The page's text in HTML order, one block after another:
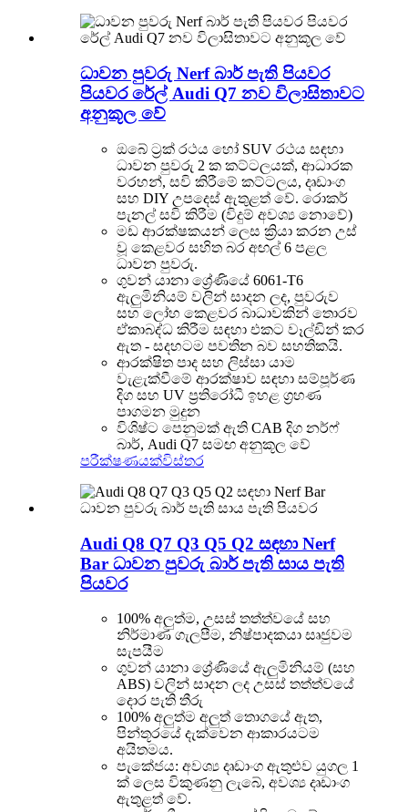
ධාවන පුවරු Nerf බාර් පැති පියවර
පියවර රේල් Audi Q7 නව විලාසිතාවට
අනුකූල වේ
ඔබේ ට්‍රක් රථය හෝ SUV රථය සඳහා
ධාවන පුවරු 2 ක කට්ටලයක්, ආධාරක
වරහන්, සවි කිරීමේ කට්ටලය, දෘඩාංග
සහ DIY උපදෙස් ඇතුළත් වේ. රොකර්
පැනල් සවි කිරීම (විදුම් අවශ්‍ය නොවේ)
මඩ ආරක්ෂකයන් ලෙස ක්‍රියා කරන උස්
වූ කෙළවර සහිත බර අඟල් 6 පළල
ධාවන පුවරු.
ගුවන් යානා ශ්‍රේණියේ 6061-T6
ඇලුමිනියම් වලින් සාදන ලද, පුවරුව
සහ ලෝහ කෙළවර බාධාවකින් තොරව
ඒකාබද්ධ කිරීම සඳහා එකට වෑල්ඩින් කර
ඇත - සදහටම පවතින බව සහතිකයි.
ආරක්ෂිත පාද සහ ලිස්සා යාම
වැළැක්වීමේ ආරක්ෂාව සඳහා සම්පූර්ණ
දිග සහ UV ප්‍රතිරෝධී ඉහළ ග්‍රහණ
පාගමන මුදුන
විශිෂ්ට පෙනුමක් ඇති CAB දිග නර්ෆ්
බාර්, Audi Q7 සමඟ අනුකූල වේ
පරීක්ෂණයක්විස්තර
Audi Q8 Q7 Q3 Q5 Q2 සඳහා Nerf
Bar ධාවන පුවරු බාර් පැති සාය පැති
පියවර
100% අලුත්ම, උසස් තත්ත්වයේ සහ
නිර්මාණ ගැලපීම, නිෂ්පාදකයා සෘජුවම
සැපයීම
ගුවන් යානා ශ්‍රේණියේ ඇලුමිනියම් (සහ
ABS) වලින් සාදන ලද උසස් තත්ත්වයේ
දොර පැති තීරු
100% අලුත්ම අලුත් තොගයේ ඇත,
පින්තූරයේ දැක්වෙන ආකාරයටම
අයිතමය.
පැකේජය: අවශ්‍ය දෘඩාංග ඇතුළුව යුගල 1
ක් ලෙස විකුණනු ලැබේ, අවශ්‍ය දෘඩාංග
ඇතුළත් වේ.